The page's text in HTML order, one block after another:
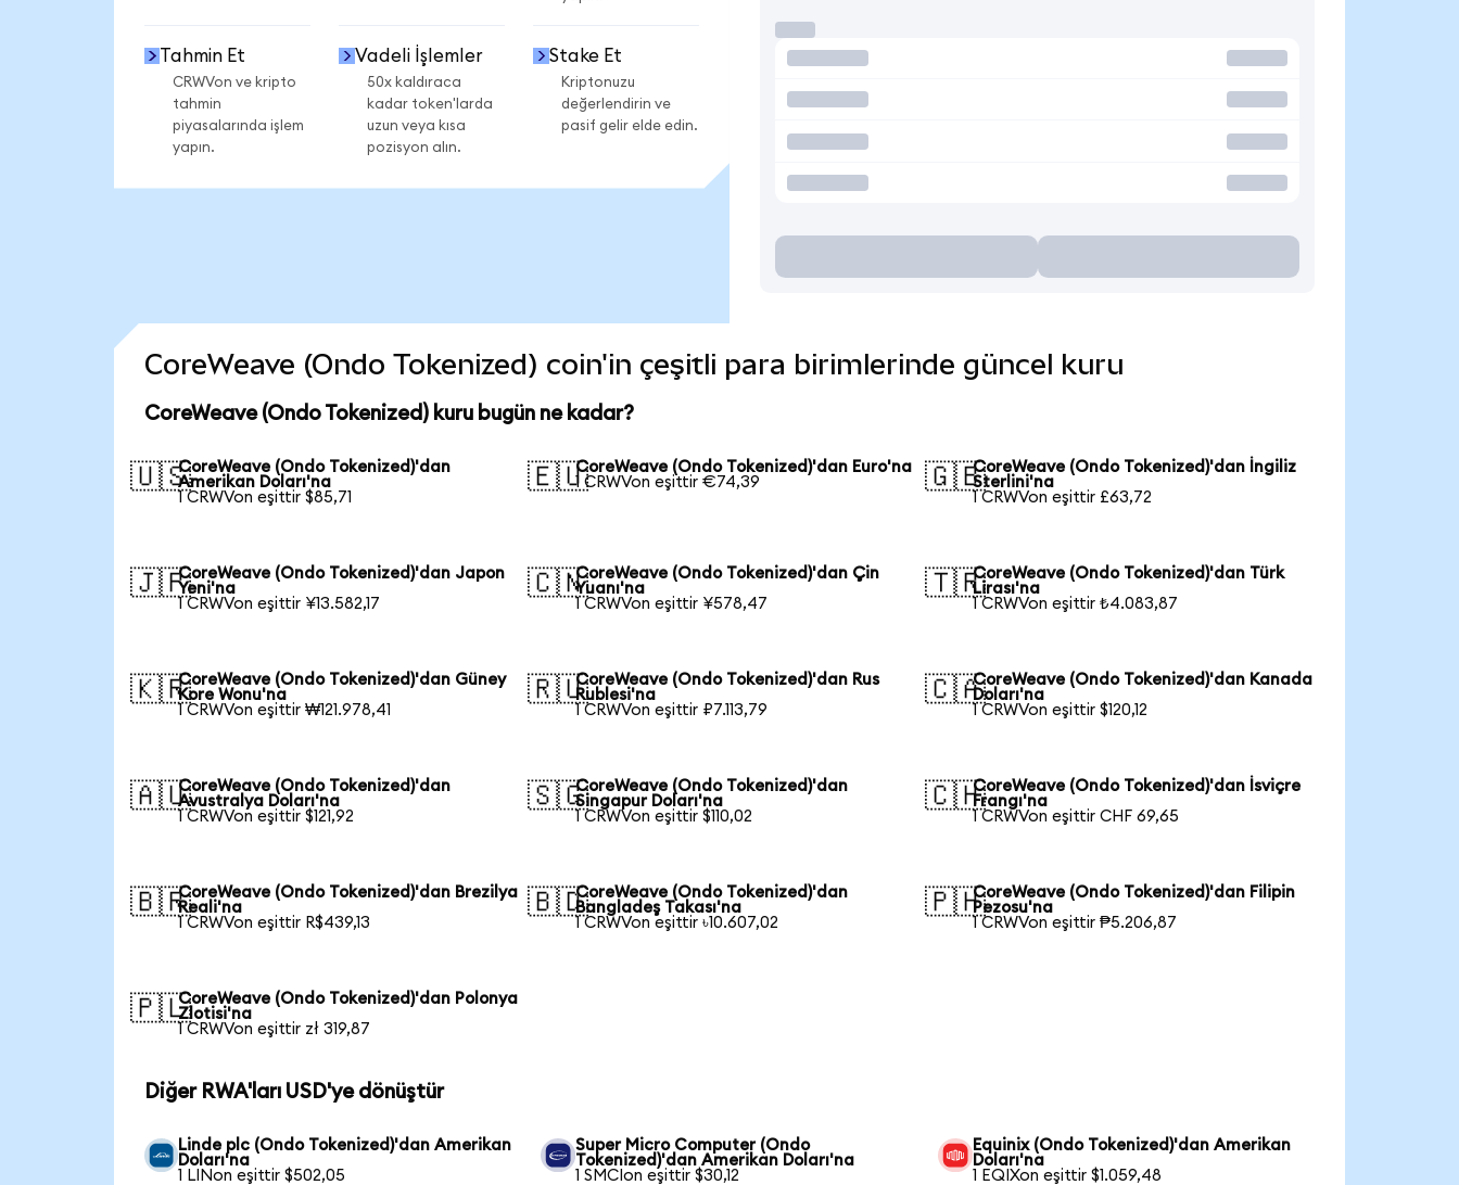
Tahmin Et
CRWVon ve kripto
tahmin
piyasalarında işlem
yapın.
Vadeli İşlemler
50x kaldıraca
kadar token'larda
uzun veya kısa
pozisyon alın.
Stake Et
Kriptonuzu
değerlendirin ve
pasif gelir elde edin.
CoreWeave (Ondo Tokenized) coin'in çeşitli para birimlerinde güncel kuru
CoreWeave (Ondo Tokenized) kuru bugün ne kadar?
🇺🇸CoreWeave (Ondo Tokenized)'dan
Amerikan Doları'na
1 CRWVon eşittir $85,71
🇪🇺CoreWeave (Ondo Tokenized)'dan Euro'na
1 CRWVon eşittir €74,39
🇬🇧CoreWeave (Ondo Tokenized)'dan İngiliz
Sterlini'na
1 CRWVon eşittir £63,72
🇯🇵CoreWeave (Ondo Tokenized)'dan Japon
Yeni'na
1 CRWVon eşittir ¥13.582,17
🇨🇳CoreWeave (Ondo Tokenized)'dan Çin
Yuanı'na
1 CRWVon eşittir ¥578,47
🇹🇷CoreWeave (Ondo Tokenized)'dan Türk
Lirası'na
1 CRWVon eşittir ₺4.083,87
🇰🇷CoreWeave (Ondo Tokenized)'dan Güney
Kore Wonu'na
1 CRWVon eşittir ₩121.978,41
🇷🇺CoreWeave (Ondo Tokenized)'dan Rus
Rublesi'na
1 CRWVon eşittir ₽7.113,79
🇨🇦CoreWeave (Ondo Tokenized)'dan Kanada
Doları'na
1 CRWVon eşittir $120,12
🇦🇺CoreWeave (Ondo Tokenized)'dan
Avustralya Doları'na
1 CRWVon eşittir $121,92
🇸🇬CoreWeave (Ondo Tokenized)'dan
Singapur Doları'na
1 CRWVon eşittir $110,02
🇨🇭CoreWeave (Ondo Tokenized)'dan İsviçre
Frangı'na
1 CRWVon eşittir CHF 69,65
🇧🇷CoreWeave (Ondo Tokenized)'dan Brezilya
Reali'na
1 CRWVon eşittir R$439,13
🇧🇩CoreWeave (Ondo Tokenized)'dan
Bangladeş Takası'na
1 CRWVon eşittir ৳10.607,02
🇵🇭CoreWeave (Ondo Tokenized)'dan Filipin
Pezosu'na
1 CRWVon eşittir ₱5.206,87
🇵🇱CoreWeave (Ondo Tokenized)'dan Polonya
Zlotisi'na
1 CRWVon eşittir zł 319,87
Diğer RWA'ları USD'ye dönüştür
Linde plc (Ondo Tokenized)'dan Amerikan
Doları'na
1 LINon eşittir $502,05
Super Micro Computer (Ondo
Tokenized)'dan Amerikan Doları'na
1 SMCIon eşittir $30,12
Equinix (Ondo Tokenized)'dan Amerikan
Doları'na
1 EQIXon eşittir $1.059,48